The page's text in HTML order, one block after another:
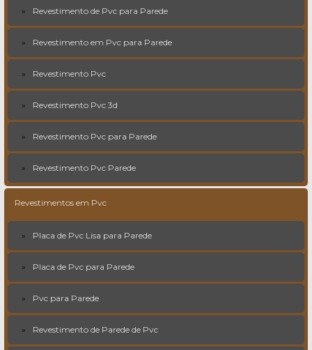
Revestimento de Pvc para Parede
Revestimento em Pvc para Parede
Revestimento Pvc
Revestimento Pvc 3d
Revestimento Pvc para Parede
Revestimento Pvc Parede
Revestimentos em Pvc
Placa de Pvc Lisa para Parede
Placa de Pvc para Parede
Pvc para Parede
Revestimento de Parede de Pvc